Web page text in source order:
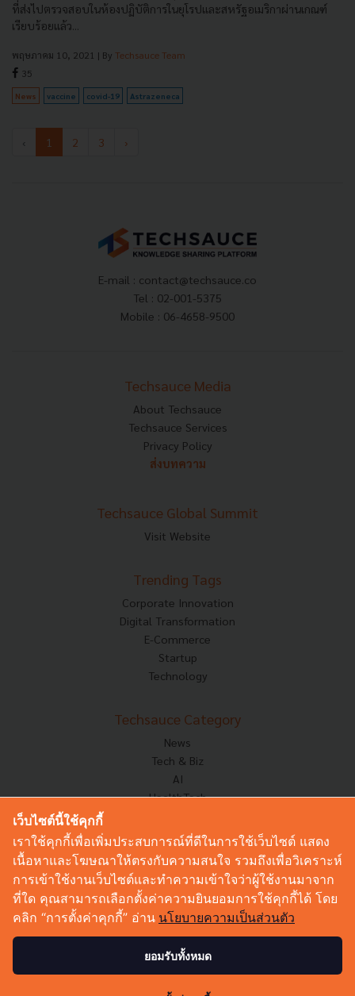
ที่ส่งไปตรวจสอบในห้องปฏิบัติการในยุโรปและสหรัฐอเมริกาผ่านเกณฑ์
เรียบร้อยแล้ว...
พฤษภาคม 10, 2021 | By Techsauce Team
35
News vaccine covid-19 Astrazeneca
‹ 1 2 3 ›
E-mail : contact@techsauce.co
Tel : 02-001-5375
Mobile : 06-4658-9500
Techsauce Media
About Techsauce
Techsauce Services
Privacy Policy
ส่งบทความ
Techsauce Global Summit
Visit Website
Trending Tags
Corporate Innovation
Digital Transformation
E-Commerce
Startup
Technology
Techsauce Category
News
Tech & Biz
AI
HealthTech
Corp Innov
Saucy Thoughts
Based On
Sustainable
Videos
Podcast
เว็บไซต์นี้ใช้คุกกี้
เราใช้คุกกี้เพื่อเพิ่มประสบการณ์ที่ดีในการใช้เว็บไซต์ แสดง
เนื้อหาและโฆษณาให้ตรงกับความสนใจ รวมถึงเพื่อวิเคราะห์
การเข้าใช้งานเว็บไซต์และทำความเข้าใจว่าผู้ใช้งานมาจาก
ที่ใด คุณสามารถเลือกตั้งค่าความยินยอมการใช้คุกกี้ได้ โดย
คลิก “การตั้งค่าคุกกี้” อ่าน นโยบายความเป็นส่วนตัว
ยอมรับทั้งหมด